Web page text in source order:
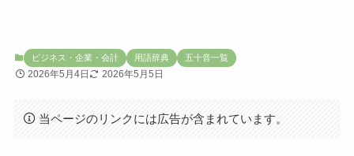
ビジネス・企業・会計 用語辞典 五十音一覧
2026年5月4日 2026年5月5日
当ページのリンクには広告が含まれています。